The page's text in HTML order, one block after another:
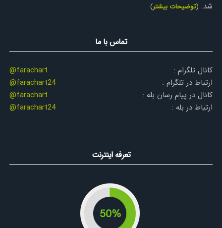
شد. (توضیحات بیشتر)
تماس با ما
کانال تلگرام :
@farachart
ارتباط در تلگرام :
@farachart24
کانال در پیام رسان بله :
@farachart
ارتباط در بله :
@farachart24
تعرفه اینترنت